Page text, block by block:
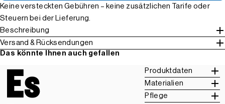
Keine versteckten Gebühren – keine zusätzlichen Tarife oder
Steuern bei der Lieferung.
Beschreibung
Versand & Rücksendungen
Das könnte Ihnen auch gefallen
Es
Produktdaten
Materialien
Pflege